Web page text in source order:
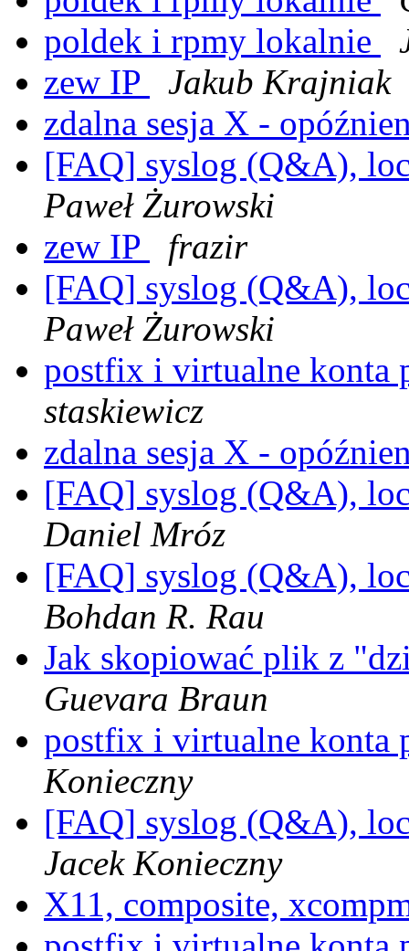
poldek i rpmy lokalnie
zew IP
Jakub Krajniak
zdalna sesja X -
[FAQ] syslog (Q&A),
Paweł Żurowski
zew IP
frazir
[FAQ] syslog (Q&A),
Paweł Żurowski
postfix i virtualne konta
staskiewicz
zdalna sesja X -
[FAQ] syslog (Q&A),
Daniel Mróz
[FAQ] syslog (Q&A),
Bohdan R. Rau
Jak skopiować plik z
Guevara Braun
postfix i virtualne konta
Konieczny
[FAQ] syslog (Q&A),
Jacek Konieczny
X11, composite,